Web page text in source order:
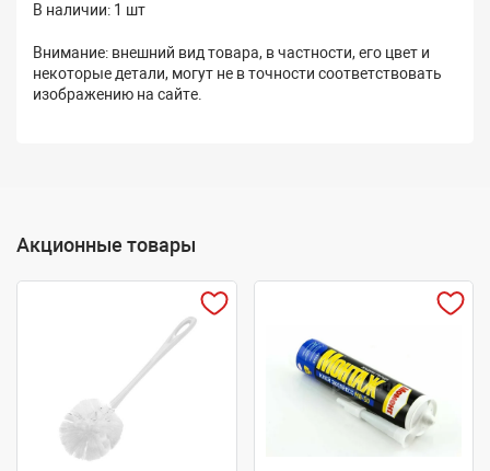
В наличии: 1 шт
Внимание: внешний вид товара, в частности, его цвет и
некоторые детали, могут не в точности соответствовать
изображению на сайте.
Акционные товары